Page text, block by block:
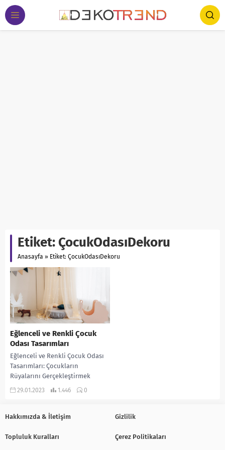
Etiket:ÇocukOdasıDekoru
Anasayfa » Etiket: ÇocukOdasıDekoru
Eğlenceli ve Renkli Çocuk
Odası Tasarımları
Eğlenceli ve Renkli Çocuk Odası
Tasarımları: Çocukların
Rüyalarını Gerçekleştirmek
Çocuklar için evin en önemli
29.01.2023 1.446 0
Hakkımızda & İletişim Gizlilik
Topluluk Kuralları Çerez Politikaları